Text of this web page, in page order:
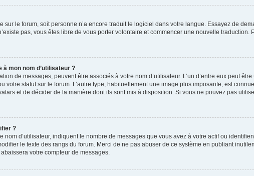
sur le forum, soit personne n’a encore traduit le logiciel dans votre langue. Essayez de
pas, vous êtes libre de vous porter volontaire et commencer une nouvelle
mon nom d’utilisateur ?
de messages, peuvent être associés à votre nom d’utilisateur. L’un d’entre eux peut
votre statut sur le forum. L’autre type, habituellement une image plus imposante, est
et de décider de la manière dont ils sont mis à disposition. Si vous ne pouvez pas
?
nom d’utilisateur, indiquent le nombre de messages que vous avez à votre actif ou
le texte des rangs du forum. Merci de ne pas abuser de ce système en publiant
votre compteur de messages.